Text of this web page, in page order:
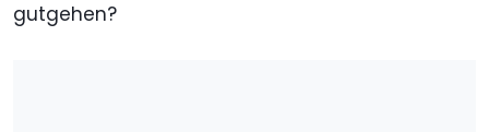
gutgehen?